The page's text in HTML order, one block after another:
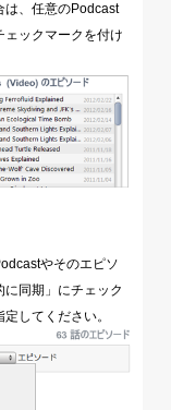
は、任意のPodcast
ェックマークを付け
やそのエピソ
同期」にチェック
してください。